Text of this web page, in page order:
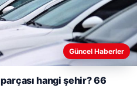
daha iyi anlayabilmek,
Güncel Haberler
hangi şehir? 66